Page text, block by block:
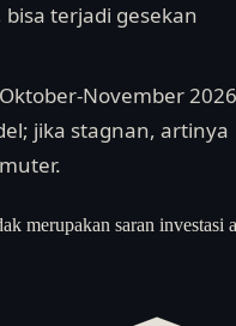
terjadi gesekan
November
jika stagnan, artinya
merupakan saran